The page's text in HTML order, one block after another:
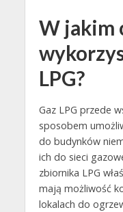
W jakim
LPG?
Gaz LPG przede
sposobem
do budynków
ich do sieci
zbiornika LPG
mają możliwość
lokalach do